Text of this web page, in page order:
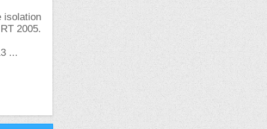
isolation
2005.
...